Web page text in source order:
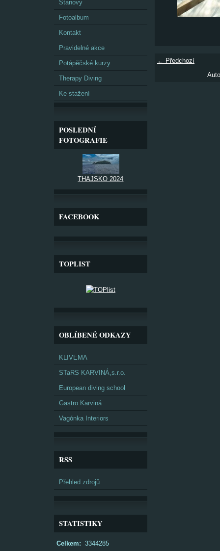
Stanovy
Fotoalbum
Kontakt
Pravidelné akce
Potápěčské kurzy
Therapy Diving
Ke stažení
POSLEDNÍ
FOTOGRAFIE
THAJSKO 2024
FACEBOOK
TOPLIST
OBLÍBENÉ ODKAZY
KLIVEMA
STaRS KARVINÁ,s.r.o.
European diving school
Gastro Karviná
Vagónka Interiors
RSS
Přehled zdrojů
STATISTIKY
Celkem: 3344285
← Předchozí